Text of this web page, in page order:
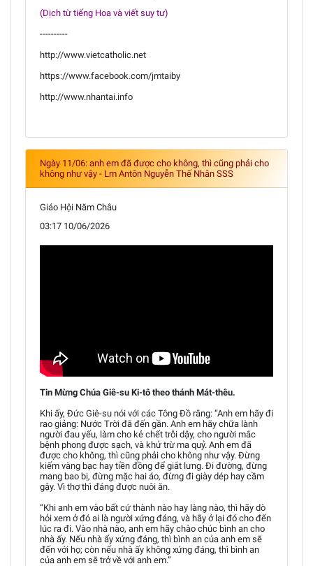
(Dịch từ tiếng Hoa và viết suy tư)
----------
http://www.vietcatholic.net
https://www.facebook.com/jmtaiby
http://www.nhantai.info
Ngày 11/06: anh em đã được cho không, thì cũng phải cho
không như vậy - Lm Antôn Nguyễn Thế Nhân SSS
Giáo Hội Năm Châu
03:17 10/06/2026
Tin Mừng Chúa Giê-su Ki-tô theo thánh Mát-thêu.
Khi ấy, Đức Giê-su nói với các Tông Đồ rằng: “Anh em hãy đi
rao giảng: Nước Trời đã đến gần. Anh em hãy chữa lành
người đau yếu, làm cho kẻ chết trỗi dậy, cho người mắc
bệnh phong được sạch, và khử trừ ma quỷ. Anh em đã
được cho không, thì cũng phải cho không như vậy. Đừng
kiếm vàng bạc hay tiền đồng để giắt lưng. Đi đường, đừng
mang bao bị, đừng mặc hai áo, đừng đi giày dép hay cầm
gậy. Vì thợ thì đáng được nuôi ăn.
“Khi anh em vào bất cứ thành nào hay làng nào, thì hãy dò
hỏi xem ở đó ai là người xứng đáng, và hãy ở lại đó cho đến
lúc ra đi. Vào nhà nào, anh em hãy chào chúc bình an cho
nhà ấy. Nếu nhà ấy xứng đáng, thì bình an của anh em sẽ
đến với họ; còn nếu nhà ấy không xứng đáng, thì bình an
của anh em sẽ trở về với anh em.”